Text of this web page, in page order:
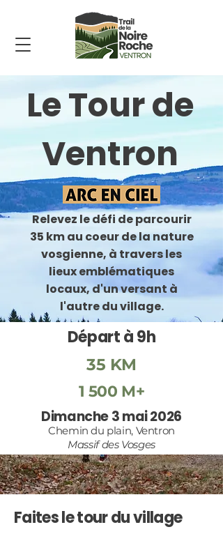
Le Tour de
Ventron
Relevez le défi de parcourir
35 km au coeur de la nature
vosgienne, à travers les
lieux emblématiques
locaux, d'un versant à
l'autre du village.
Départ à 9h
35 KM
1 500 M+
Dimanche 3 mai 2026
Chemin du plain, Ventron
Massif des Vosges
Faites le tour du village